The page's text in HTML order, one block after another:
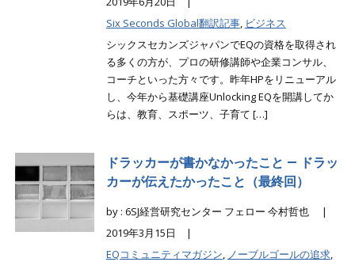
Six Seconds Global翻訳記事, ビジネス
シックスセカンズジャパンでEQの資格を取得され
る多くの方が、プロの研修講師や企業コンサル、
コーチといった方々です。昨年HPをリニューアル
し、今年から基礎講座Unlocking EQを開講してか
らは、教育、スポーツ、子育て […]
ドラッカーが書かなかったこと ― ドラッ
カーが伝えたかったこと（最終回）
by : 6SJ経営研究センター フェロー 今村哲也 |
2019年3月15日 |
EQコミュニティマガジン, ノーブルゴールの追求,